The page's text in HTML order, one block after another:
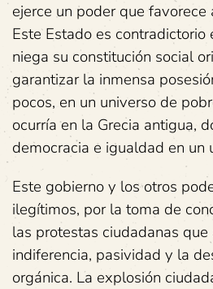
ejerce un poder que
Este Estado es contradictorio
niega su constitución social
garantizar la inmensa
pocos, en un universo de
ocurría en la Grecia antigua,
democracia e igualdad en un
Este gobierno y los otros
ilegítimos, por la toma de
las protestas ciudadanas
indiferencia, pasividad y la
orgánica. La explosión